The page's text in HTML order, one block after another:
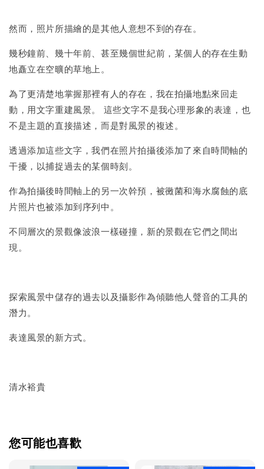
然而，照片所描繪的是其他人意想不到的存在。
幾秒鐘前、幾十年前、甚至幾個世紀前，某個人的存在生動
地矗立在空曠的草地上。
為了更清楚地掌握那裡有人的存在，我在拍攝地點來回走
動，用文字重建風景。 這些文字不是我心理形象的表達，也
不是主題的直接描述，而是對風景的複述。
透過添加這些文字，我們在照片拍攝後添加了來自時間軸的
干擾，以捕捉過去的某個時刻。
作為拍攝後時間軸上的另一次幹預，被黴菌和海水腐蝕的底
片照片也被添加到序列中。
不同層次的景觀像波浪一樣碰撞，新的景觀在它們之間出
現。
探索風景中儲存的過去以及攝影作為傾聽他人聲音的工具的
潛力。
表達風景的新方式。
清水裕貴
您可能也喜歡